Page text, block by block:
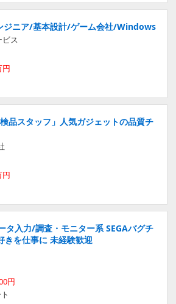
ジニア/基本設計/ゲーム会社/Windows
ス
円
品スタッフ」人気ガジェットの品質チ
円
タ入力/調査・モニター系 SEGAバグチ
きを仕事に 未経験歓迎
円